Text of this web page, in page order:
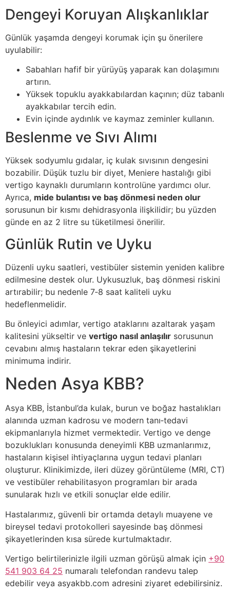
Dengeyi Koruyan Alışkanlıklar
Günlük yaşamda dengeyi korumak için şu önerilere
uyulabilir:
Sabahları hafif bir yürüyüş yaparak kan dolaşımını
artırın.
Yüksek topuklu ayakkabılardan kaçının; düz tabanlı
ayakkabılar tercih edin.
Evin içinde aydınlık ve kaymaz zeminler kullanın.
Beslenme ve Sıvı Alımı
Yüksek sodyumlu gıdalar, iç kulak sıvısının dengesini
bozabilir. Düşük tuzlu bir diyet, Meniere hastalığı gibi
vertigo kaynaklı durumların kontrolüne yardımcı olur.
Ayrıca, mide bulantısı ve baş dönmesi neden olur
sorusunun bir kısmı dehidrasyonla ilişkilidir; bu yüzden
günde en az 2 litre su tüketilmesi önerilir.
Günlük Rutin ve Uyku
Düzenli uyku saatleri, vestibüler sistemin yeniden kalibre
edilmesine destek olur. Uykusuzluk, baş dönmesi riskini
artırabilir; bu nedenle 7‑8 saat kaliteli uyku
hedeflenmelidir.
Bu önleyici adımlar, vertigo ataklarını azaltarak yaşam
kalitesini yükseltir ve vertigo nasıl anlaşılır sorusunun
cevabını almış hastaların tekrar eden şikayetlerini
minimuma indirir.
Neden Asya KBB?
Asya KBB, İstanbul’da kulak, burun ve boğaz hastalıkları
alanında uzman kadrosu ve modern tanı‑tedavi
ekipmanlarıyla hizmet vermektedir. Vertigo ve denge
bozuklukları konusunda deneyimli KBB uzmanlarımız,
hastaların kişisel ihtiyaçlarına uygun tedavi planları
oluşturur. Klinikimizde, ileri düzey görüntüleme (MRI, CT)
ve vestibüler rehabilitasyon programları bir arada
sunularak hızlı ve etkili sonuçlar elde edilir.
Hastalarımız, güvenli bir ortamda detaylı muayene ve
bireysel tedavi protokolleri sayesinde baş dönmesi
şikayetlerinden kısa sürede kurtulmaktadır.
Vertigo belirtilerinizle ilgili uzman görüşü almak için +90
541 903 64 25 numaralı telefondan randevu talep
edebilir veya asyakbb.com adresini ziyaret edebilirsiniz.